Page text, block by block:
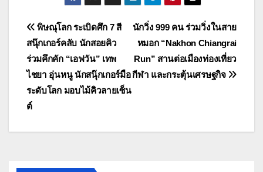
แนะแนว
เรื่อง
นักวิ่ง 999 คน ร่วมวิ่งในสาย
หมอก “Nakhon Chiangrai
Run” สานต่อเมืองท่องเที่ยว
กีฬา และกระตุ้นเศรษฐกิจ
พิษณุโลก ระเบิดศึก 7 สี
สนุ๊กเกอร์คลับ นักสอยคิว
ร่วมคึกคัก “เอฟวัน” เทพ
ไชยา อุ่นหนู นักสนุ๊กเกอร์มือ
ระดับโลก มอบไม้คิวลายเซ็น
ต์